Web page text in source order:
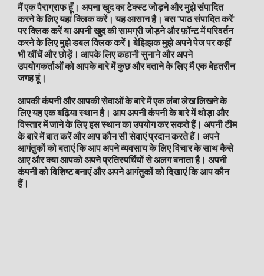
मैं एक पैराग्राफ हूँ। अपना खुद का टेक्स्ट जोड़ने और मुझे संपादित
करने के लिए यहां क्लिक करें। यह आसान है। बस "पाठ संपादित करें"
पर क्लिक करें या अपनी खुद की सामग्री जोड़ने और फ़ॉन्ट में परिवर्तन
करने के लिए मुझे डबल क्लिक करें। बेझिझक मुझे अपने पेज पर कहीं
भी खींचें और छोड़ें। आपके लिए कहानी सुनाने और अपने
उपयोगकर्ताओं को आपके बारे में कुछ और बताने के लिए मैं एक बेहतरीन
जगह हूं।
आपकी कंपनी और आपकी सेवाओं के बारे में एक लंबा लेख लिखने के
लिए यह एक बढ़िया स्थान है। आप अपनी कंपनी के बारे में थोड़ा और
विस्तार में जाने के लिए इस स्थान का उपयोग कर सकते हैं। अपनी टीम
के बारे में बात करें और आप कौन सी सेवाएं प्रदान करते हैं। अपने
आगंतुकों को बताएं कि आप अपने व्यवसाय के लिए विचार के साथ कैसे
आए और क्या आपको अपने प्रतिस्पर्धियों से अलग बनाता है। अपनी
कंपनी को विशिष्ट बनाएं और अपने आगंतुकों को दिखाएं कि आप कौन
हैं।